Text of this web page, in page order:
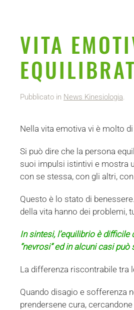
VITA
Pubblicato in News Kinesiologia.
Nella vita emotiva vi è molto
Si può dire che la persona
suoi impulsi istintivi e mostra
con se stessa, con gli altri,
Questo è lo stato di
della vita hanno dei problemi,
In sintesi, l’equilibrio è
“nevrosi” ed in alcuni casi
La differenza riscontrabile tra
Quando disagio e sofferenza
prendersene cura,